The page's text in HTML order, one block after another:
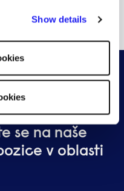
Show details
společnosti.
obchodních
obchodu,
marketingových
a odborníků na e-
s náborem
a marketingu až po
i v
individuální
vyhledávané
se na naše
v oblasti